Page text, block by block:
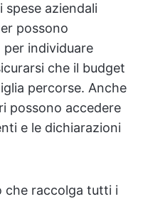
spese aziendali
possono
per individuare
che il budget
percorse. Anche
possono accedere
e le dichiarazioni
che raccolga tutti i